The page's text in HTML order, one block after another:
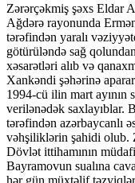
Zərərçəkmiş şəxs Eldar
Ağdərə rayonunda
tərəfindən yaralı
götürüləndə sağ
xəsarətləri alıb və
Xankəndi şəhərinə
1994-cü ilin mart ayının
verilənədək saxlayıblar.
tərəfindən azərbaycanlı
vəhşiliklərin şahidi olub.
Dövlət ittihamının
Bayramovun sualına
hər gün müxtəlif